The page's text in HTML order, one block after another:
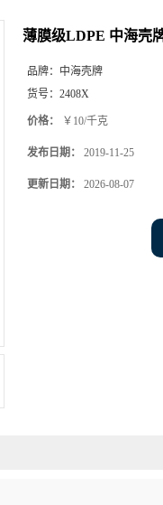
薄膜级LDPE 中海壳
品牌： 中海壳牌
货号： 2408X
价格： ￥10/千克
发布日期： 2019-11-25
更新日期： 2026-08-07